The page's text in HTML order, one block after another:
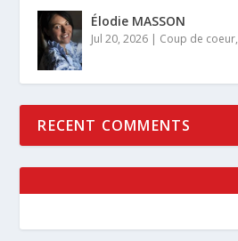
Élodie MASSON
Jul 20, 2026 | Coup de coeur,
RECENT COMMENTS